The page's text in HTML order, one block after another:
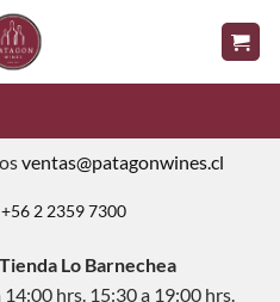
ventas@patagonwines.cl
+56 2 2359 7300
Lo Barnechea
hrs. 15:30 a 19:00 hrs.